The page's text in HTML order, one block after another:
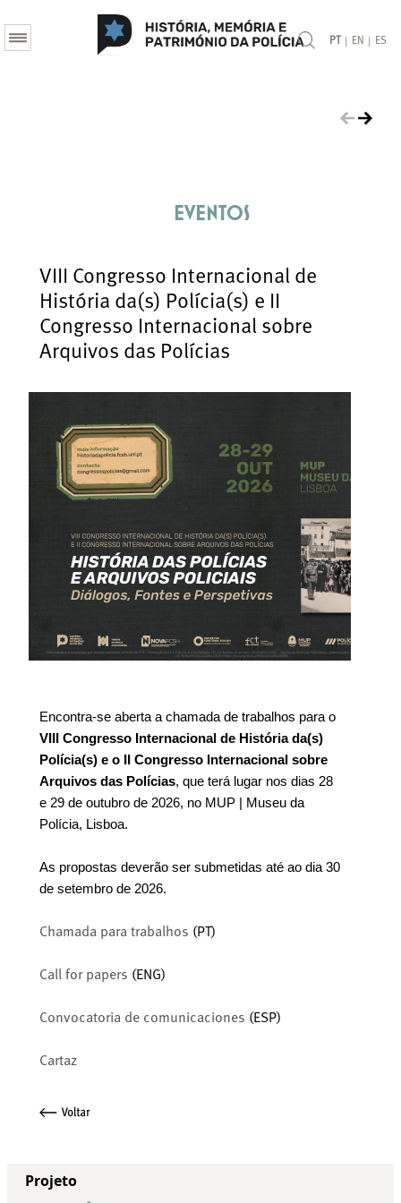
PT | EN | ES
eventos
VIII Congresso Internacional de
História da(s) Polícia(s) e II
Congresso Internacional sobre
Arquivos das Polícias
Encontra-se aberta a chamada de trabalhos para o
VIII Congresso Internacional de História da(s)
Polícia(s) e o II Congresso Internacional sobre
Arquivos das Polícias, que terá lugar nos dias 28
e 29 de outubro de 2026, no MUP | Museu da
Polícia, Lisboa.
As propostas deverão ser submetidas até ao dia 30
de setembro de 2026.
Chamada para trabalhos (PT)
Call for papers (ENG)
Convocatoria de comunicaciones (ESP)
Cartaz
Projeto